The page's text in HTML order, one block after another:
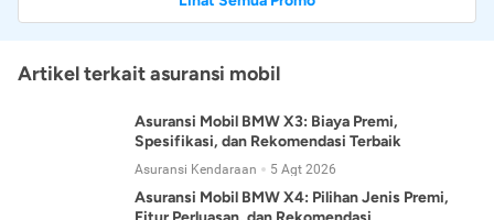
Artikel terkait asuransi mobil
Asuransi Mobil BMW X3: Biaya Premi,
Spesifikasi, dan Rekomendasi Terbaik
Asuransi Kendaraan 5 Agt 2026
Asuransi Mobil BMW X4: Pilihan Jenis Premi,